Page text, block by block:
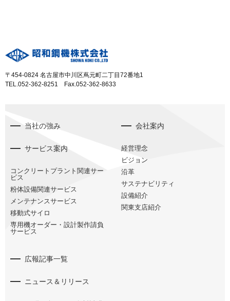
〒454-0824 名古屋市中川区蔦元町二丁目72番地1
TEL.052-362-8251 Fax.052-362-8633
当社の強み
サービス案内
コンクリートプラント関連サー
ビス
粉体設備関連サービス
メンテナンスサービス
移動式サイロ
専用機オーダー・設計製作請負
サービス
会社案内
経営理念
ビジョン
沿革
サステナビリティ
設備紹介
関東支店紹介
広報記事一覧
ニュース＆リリース